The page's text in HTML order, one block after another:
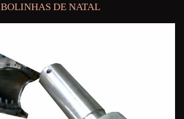
BOLINHAS DE NATAL